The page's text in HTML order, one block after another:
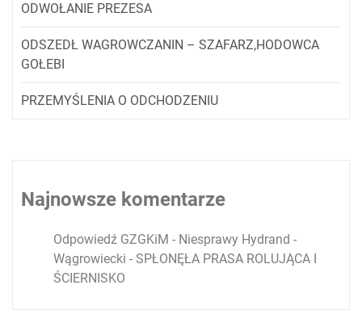
ODWOŁANIE PREZESA
ODSZEDŁ WAGROWCZANIN – SZAFARZ,HODOWCA
GOŁEBI
PRZEMYŚLENIA O ODCHODZENIU
Najnowsze komentarze
Odpowiedź GZGKiM - Niesprawy Hydrand -
Wągrowiecki - SPŁONĘŁA PRASA ROLUJĄCA I
ŚCIERNISKO